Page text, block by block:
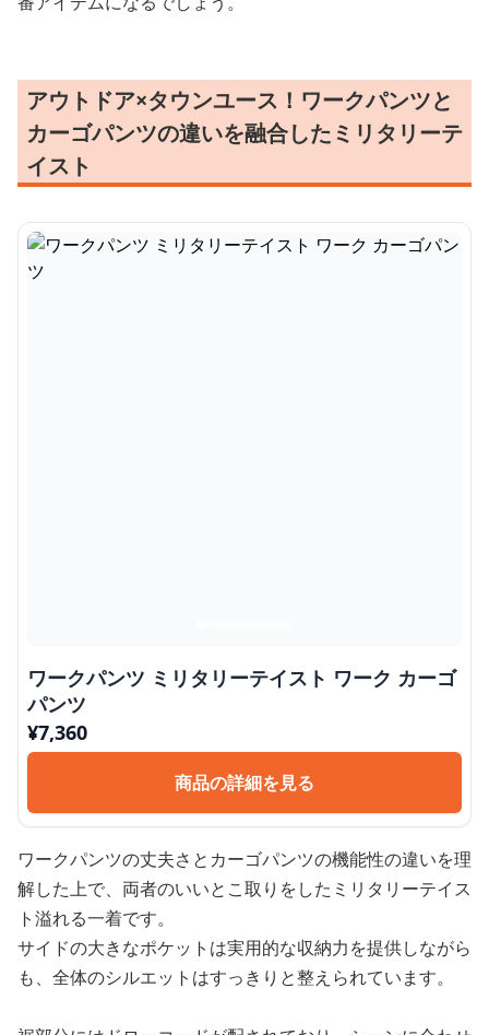
アウトドア×タウンユース！ワークパンツと
カーゴパンツの違いを融合したミリタリーテ
イスト
ワークパンツ ミリタリーテイスト ワーク カーゴ
パンツ
¥7,360
商品の詳細を見る
ワークパンツの丈夫さとカーゴパンツの機能性の違いを理
解した上で、両者のいいとこ取りをしたミリタリーテイス
ト溢れる一着です。
サイドの大きなポケットは実用的な収納力を提供しながら
も、全体のシルエットはすっきりと整えられています。